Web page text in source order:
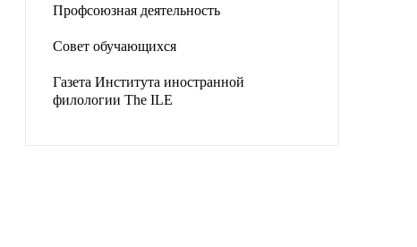
Профсоюзная деятельность
Совет обучающихся
Газета Института иностранной
филологии The ILE